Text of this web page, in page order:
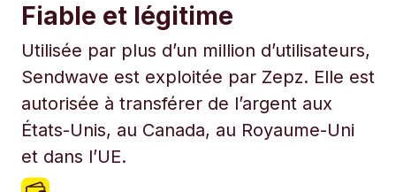
Fiable et légitime
Utilisée par plus d’un million d’utilisateurs,
Sendwave est exploitée par Zepz. Elle est
autorisée à transférer de l’argent aux
États-Unis, au Canada, au Royaume-Uni
et dans l’UE.